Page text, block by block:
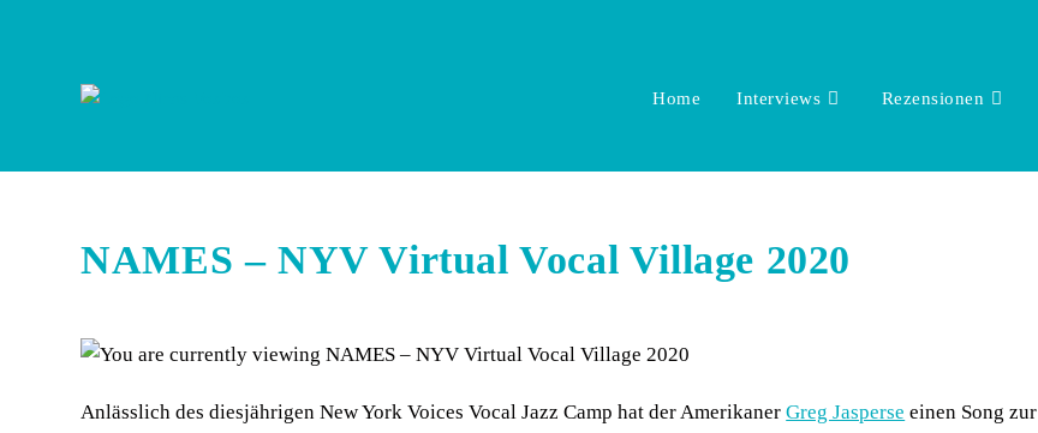
Home Interviews Rezensionen
NAMES – NYV Virtual Vocal Village 2020
Anlässlich des diesjährigen New York Voices Vocal Jazz Camp hat der AmerikanerGreg Jasperse einen Song zur